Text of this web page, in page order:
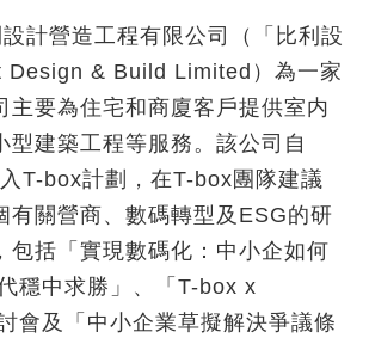
計營造工程有限公司（「比利設
Design & Build Limited ）為一家
主要為住宅和商廈客戶提供室内
型建築工程等服務。該公司自
T-box計劃，在T-box 團隊建議
有關營商、數碼轉型及 ESG的研
包括「實現數碼化：中小企如何
穩中求勝」、「 T-box x
會及「中小企業草擬解決爭議條